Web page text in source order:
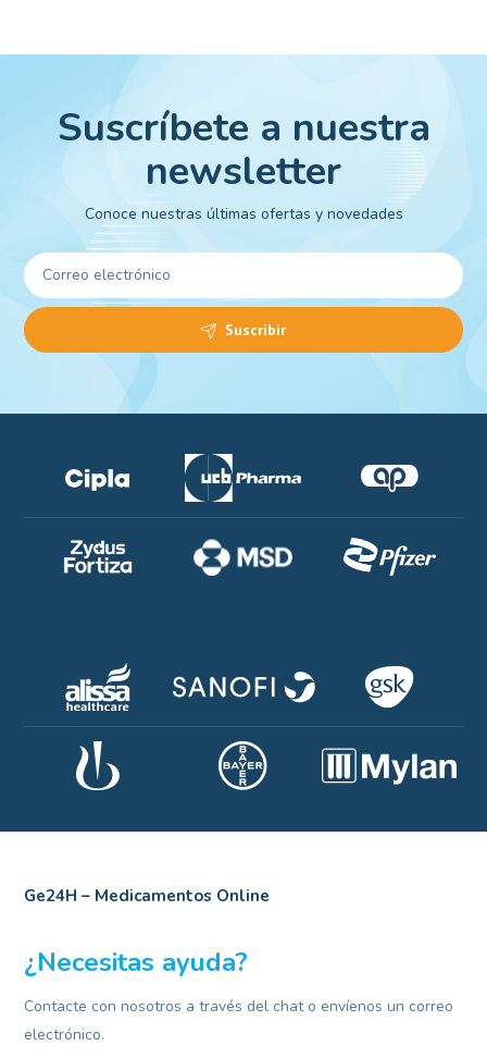
Suscríbete a nuestra
newsletter
Conoce nuestras últimas ofertas y novedades
Suscribir
Ge24H – Medicamentos Online
¿Necesitas ayuda?
Contacte con nosotros a través del chat o envíenos un correo
electrónico.